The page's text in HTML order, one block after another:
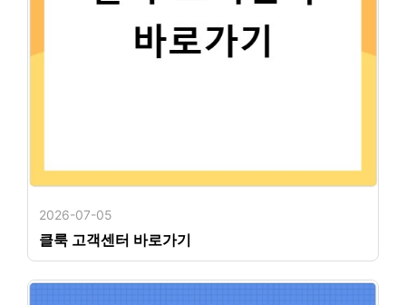
2026-07-05
클룩 고객센터 바로가기